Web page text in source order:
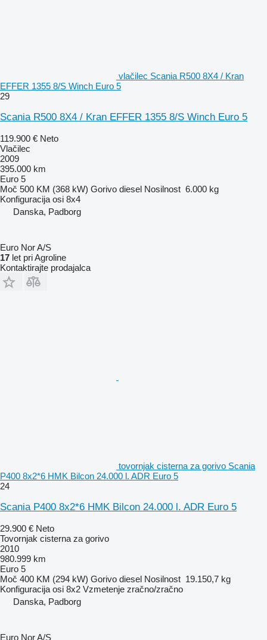
vlačilec Scania R500 8X4 / Kran
EFFER 1355 8/S Winch Euro 5
29
Scania R500 8X4 / Kran EFFER 1355 8/S Winch Euro 5
119.900 € Neto
Vlačilec
2009
395.000 km
Euro 5
Moč 500 KM (368 kW) Gorivo diesel Nosilnost 6.000 kg
Konfiguracija osi 8x4
Danska, Padborg
Euro Nor A/S
17 let pri Agroline
Kontaktirajte prodajalca
tovornjak cisterna za gorivo Scania
P400 8x2*6 HMK Bilcon 24.000 l. ADR Euro 5
24
Scania P400 8x2*6 HMK Bilcon 24.000 l. ADR Euro 5
29.900 € Neto
Tovornjak cisterna za gorivo
2010
980.999 km
Euro 5
Moč 400 KM (294 kW) Gorivo diesel Nosilnost 19.150,7 kg
Konfiguracija osi 8x2 Vzmetenje zračno/zračno
Danska, Padborg
Euro Nor A/S